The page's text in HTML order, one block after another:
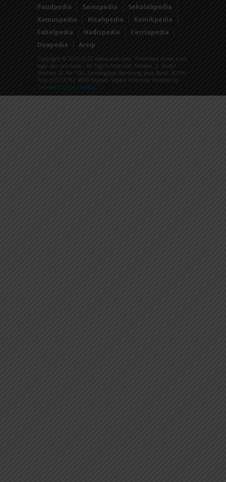
Paudpedia
Sainspedia
Sekolahpedia
Kamuspedia
Kisahpedia
Komikpedia
Fabelpedia
Hadispedia
Ceritapedia
Doapedia
Arsip
Copyright © 2016-2023 ebookanak.com - Download ebook anak
legal dan printable - All Rights Reserved. Redaksi: Jl. Raden
Mochtar III, No. 126, Sindanglaya, Bandung, Jawa Barat, 40195
Telp: (022) 8782 4898 Yayasan Sebaca Indonesia Powered by
Dewaweb Cloud Hosting.